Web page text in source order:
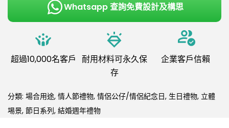
Whatsapp 查詢免費設計及構思
超過10,000名客戶 耐用材料可永久保
存
企業客戶信賴
分類: 場合用途, 情人節禮物, 情侶公仔/情侶紀念日, 生日禮物, 立體
埸景, 節日系列, 結婚週年禮物